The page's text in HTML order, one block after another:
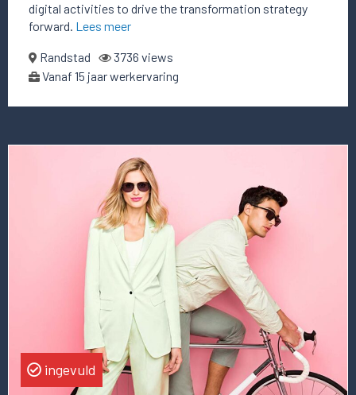
digital activities to drive the transformation strategy
forward. Lees meer
Randstad
3736 views
Vanaf 15 jaar werkervaring
ingevuld